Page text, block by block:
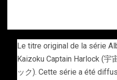
Le titre original de la série
Kaizoku Captain Harlock (宇
ック). Cette série a été